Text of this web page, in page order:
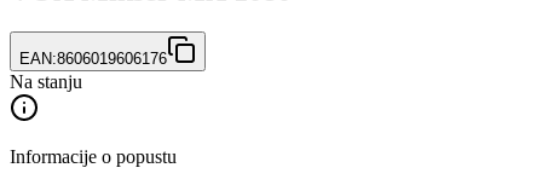
EAN:8606019606176
Na stanju
Informacije o popustu